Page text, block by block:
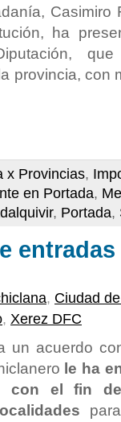
Casimiro
ha
provincia, con
x Provincias,
en Portada,
, Portada,
, Ciudad
, Xerez DFC
un acuerdo
le ha
con el fin